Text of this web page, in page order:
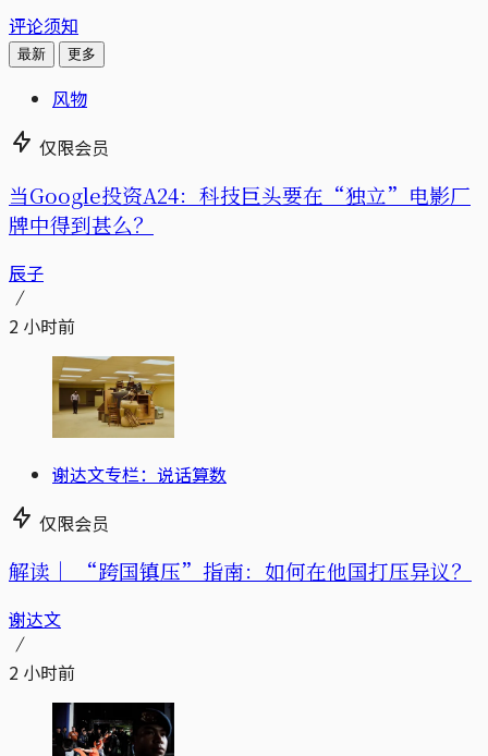
评论须知
最新 更多
风物
仅限会员
当Google投资A24：科技巨头要在“独立”电影厂
牌中得到甚么？
辰子
2 小时前
谢达文专栏：说话算数
仅限会员
解读｜ “跨国镇压”指南：如何在他国打压异议？
谢达文
2 小时前